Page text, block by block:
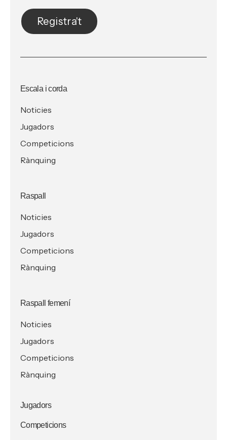
Registra't
Escala i corda
Noticies
Jugadors
Competicions
Rànquing
Raspall
Noticies
Jugadors
Competicions
Rànquing
Raspall femení
Noticies
Jugadors
Competicions
Rànquing
Jugadors
Competicions